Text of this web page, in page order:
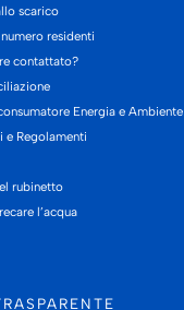
scarico
residenti
contattato?
Energia e Ambiente
e Regolamenti
rubinetto
l’acqua